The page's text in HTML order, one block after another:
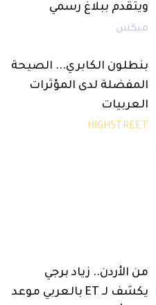
ويتقدم ببلاغ رسمي
ميكس
بنطلون الكابري... الصيحة
المفضلة لدى المؤثرات
العربيات
HIGHSTREET
من الأردن.. زياد برجي
يكشف لـ ET بالعربي موعد